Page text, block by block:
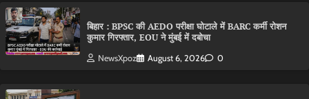
बिहार : BPSC की AEDO परीक्षा घोटाले में BARC कर्मी रोशन
कुमार गिरफ्तार, EOU ने मुंबई में दबोचा
NewsXpoz August 6, 2026 0